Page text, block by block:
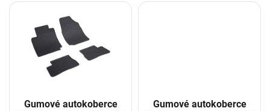
Gumové autokoberce
Gumové autokoberce